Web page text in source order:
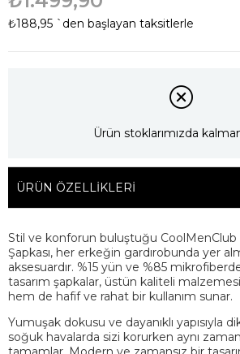
₺188,95 `den başlayan taksitlerle
Ürün stoklarımızda
ÜRÜN ÖZELLIKLERI
Stil ve konforun buluştuğu CoolMenClub
Şapkası, her erkeğin gardırobunda yer
aksesuardır. %15 yün ve %85
tasarım şapkalar, üstün kaliteli
hem de hafif ve rahat bir kullanım sunar.
Yumuşak dokusu ve dayanıklı yapısıyla
soğuk havalarda sizi korurken aynı